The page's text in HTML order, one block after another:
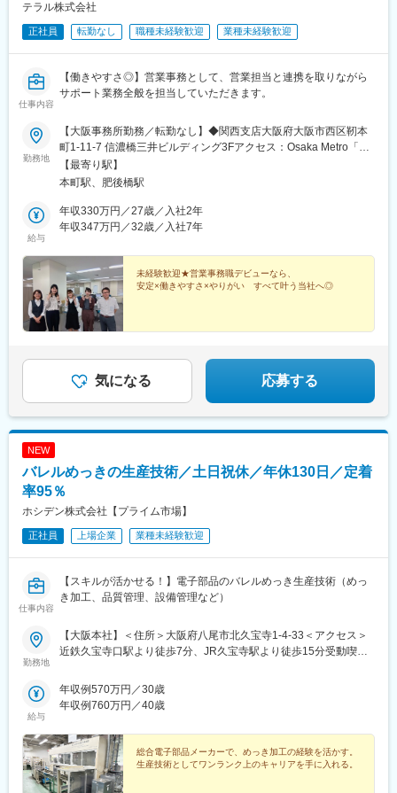
テラル株式会社
正社員 転勤なし 職種未経験歓迎 業種未経験歓迎
仕事内容
【働きやすさ◎】営業事務として、営業担当と連携を取りながら
サポート業務全般を担当していただきます。
勤務地
【大阪事務所勤務／転勤なし】◆関西支店大阪府大阪市西区靭本
町1-11-7 信濃橋三井ビルディング3Fアクセス：Osaka Metro「本
町駅」徒歩1分受動喫煙対策：屋内全面禁煙
【最寄り駅】
本町駅、肥後橋駅
給与
年収330万円／27歳／入社2年
年収347万円／32歳／入社7年
未経験歓迎★営業事務職デビューなら、
安定×働きやすさ×やりがい すべて叶う当社へ◎
気になる 応募する
NEW
バレルめっきの生産技術／土日祝休／年休130日／定着
率95％
ホシデン株式会社【プライム市場】
正社員 上場企業 業種未経験歓迎
仕事内容
【スキルが活かせる！】電子部品のバレルめっき生産技術（めっ
き加工、品質管理、設備管理など）
勤務地
【大阪本社】＜住所＞大阪府八尾市北久宝寺1-4-33＜アクセス＞
近鉄久宝寺口駅より徒歩7分、JR久宝寺駅より徒歩15分受動喫煙
給与
年収例570万円／30歳
年収例760万円／40歳
総合電子部品メーカーで、めっき加工の経験を活かす。
生産技術としてワンランク上のキャリアを手に入れる。